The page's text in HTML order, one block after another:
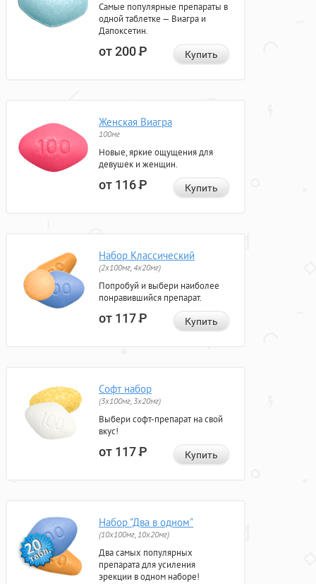
Самые популярные препараты в
одной таблетке — Виагра и
Дапоксетин.
от 200Р Купить
Женская Виагра
100мг
Новые, яркие ощущения для
девушек и женщин.
от 116Р Купить
Набор Классический
(2x100мг, 4x20мг)
Попробуй и выбери наиболее
понравившийся препарат.
от 117Р Купить
Софт набор
(3x100мг, 3x20мг)
Выбери софт-препарат на свой
вкус!
от 117Р Купить
Набор "Два в одном"
(10x100мг, 10x20мг)
Два самых популярных
препарата для усиления
эрекции в одном наборе!